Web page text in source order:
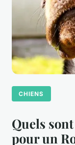
CHIENS
Quels
pour un